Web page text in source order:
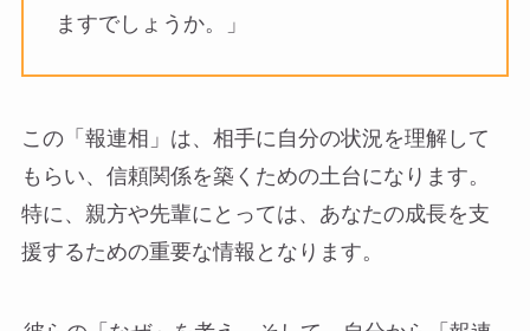
ますでしょうか。」
この「報連相」は、相手に自分の状況を理解して
もらい、信頼関係を築くための土台になります。
特に、親方や先輩にとっては、あなたの成長を支
援するための重要な情報となります。